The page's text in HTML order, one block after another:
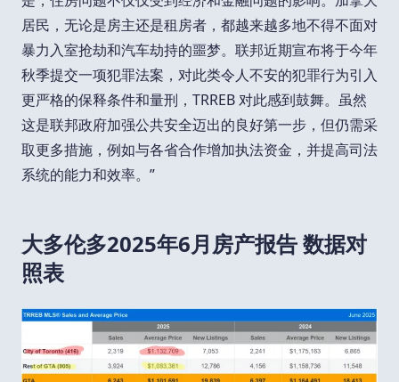
居民，无论是房主还是租房者，都越来越多地不得不面对
暴力入室抢劫和汽车劫持的噩梦。联邦近期宣布将于今年
秋季提交一项犯罪法案，对此类令人不安的犯罪行为引入
更严格的保释条件和量刑，TRREB 对此感到鼓舞。虽然
这是联邦政府加强公共安全迈出的良好第一步，但仍需采
取更多措施，例如与各省合作增加执法资金，并提高司法
系统的能力和效率。”
大多伦多2025年6月房产报告 数据对
照表